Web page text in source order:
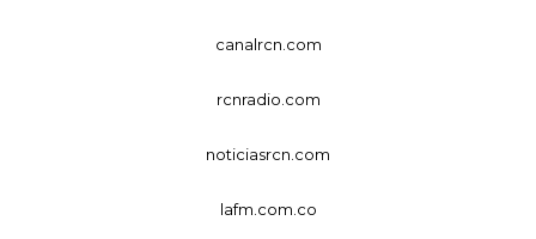
canalrcn.com
rcnradio.com
noticiasrcn.com
lafm.com.co